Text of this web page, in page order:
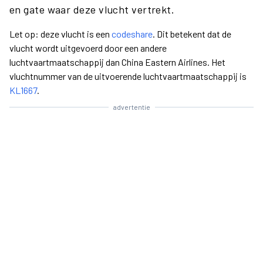
en gate waar deze vlucht vertrekt.
Let op: deze vlucht is een codeshare. Dit betekent dat de
vlucht wordt uitgevoerd door een andere
luchtvaartmaatschappij dan China Eastern Airlines. Het
vluchtnummer van de uitvoerende luchtvaartmaatschappij is
KL1667.
advertentie